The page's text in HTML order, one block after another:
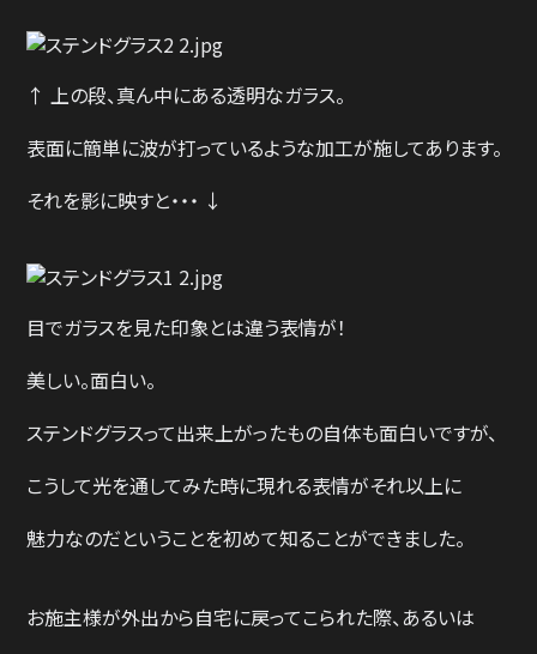
↑ 上の段、真ん中にある透明なガラス。
表面に簡単に波が打っているような加工が施してあります。
それを影に映すと・・・ ↓
目でガラスを見た印象とは違う表情が！
美しい。面白い。
ステンドグラスって出来上がったもの自体も面白いですが、
こうして光を通してみた時に現れる表情がそれ以上に
魅力なのだということを初めて知ることができました。
お施主様が外出から自宅に戻ってこられた際、あるいは